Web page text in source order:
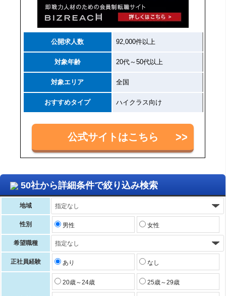
公開求人数 92,000件以上
対象年齢 20代～50代以上
対象エリア 全国
おすすめタイプ ハイクラス向け
公式サイトはこちら
50社から詳細条件で絞り込み検索
地域
性別 男性 女性
希望職種
正社員経験 あり なし
20歳～24歳 25歳～29歳